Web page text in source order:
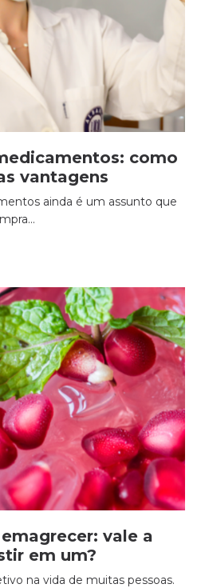
como
vantagens
ainda é um assunto que
vale a
em um?
na vida de muitas pessoas.